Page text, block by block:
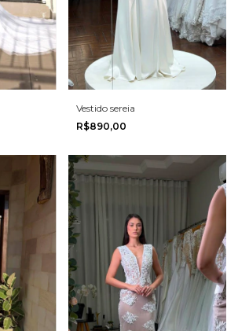
Vestido sereia
R$890,00